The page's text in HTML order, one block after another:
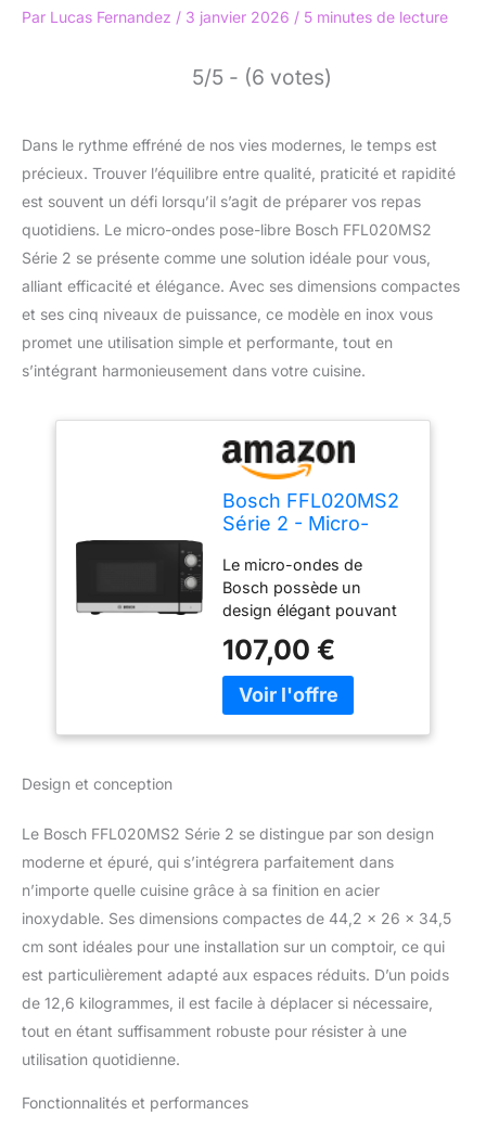
Par Lucas Fernandez / 3 janvier 2026 / 5 minutes de lecture
5/5 - (6 votes)
Dans le rythme effréné de nos vies modernes, le temps est
précieux. Trouver l’équilibre entre qualité, praticité et rapidité
est souvent un défi lorsqu’il s’agit de préparer vos repas
quotidiens. Le micro-ondes pose-libre Bosch FFL020MS2
Série 2 se présente comme une solution idéale pour vous,
alliant efficacité et élégance. Avec ses dimensions compactes
et ses cinq niveaux de puissance, ce modèle en inox vous
promet une utilisation simple et performante, tout en
s’intégrant harmonieusement dans votre cuisine.
Bosch FFL020MS2
Série 2 - Micro-
Cleaning
Assistance
Le micro-ondes de
Bosch possède un
design élégant pouvant
de cuisine. Parfait pour
décongeler vos aliments
et réchauffer vos plats
dans le nettoyage de
celui-ci. Le Micro-ondes
Bosch est doté d'un
une horloge
électronique. Livraison : 1
x Micro-ondes Bosch /
Dimensions appareil
345 mm / Couleur : Inox
107,00 €
Design et conception
Le Bosch FFL020MS2 Série 2 se distingue par son design
moderne et épuré, qui s’intégrera parfaitement dans
n’importe quelle cuisine grâce à sa finition en acier
inoxydable. Ses dimensions compactes de 44,2 x 26 x 34,5
cm sont idéales pour une installation sur un comptoir, ce qui
est particulièrement adapté aux espaces réduits. D’un poids
de 12,6 kilogrammes, il est facile à déplacer si nécessaire,
tout en étant suffisamment robuste pour résister à une
utilisation quotidienne.
Fonctionnalités et performances